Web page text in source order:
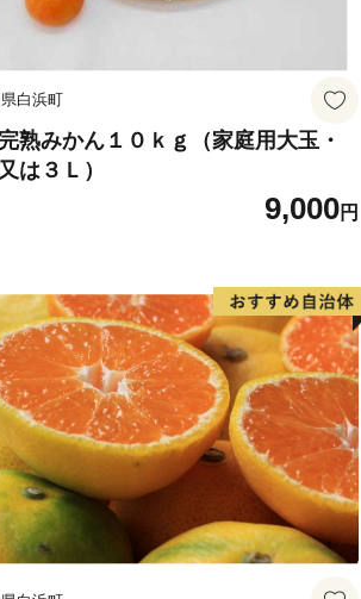
白浜町
熟みかん１０ｋｇ（家庭用大玉・
は３Ｌ）
9,000円